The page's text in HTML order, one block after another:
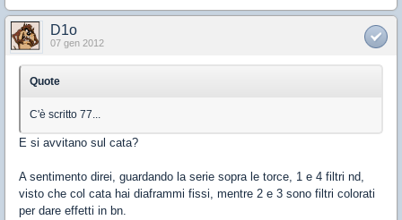
D1o
07 gen 2012
Quote
C'è scritto 77...
E si avvitano sul cata?
A sentimento direi, guardando la serie sopra le torce, 1 e 4 filtri nd,
visto che col cata hai diaframmi fissi, mentre 2 e 3 sono filtri colorati
per dare effetti in bn.